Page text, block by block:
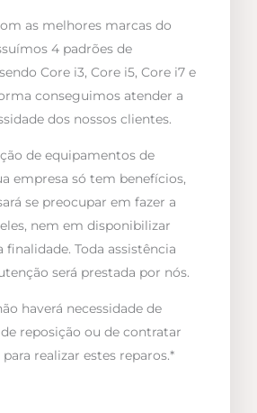
as melhores marcas do
4 padrões de
Core i3, Core i5, Core i7 e
conseguimos atender a
dos nossos clientes.
de equipamentos de
empresa só tem benefícios,
se preocupar em fazer a
nem em disponibilizar
finalidade. Toda assistência
será prestada por nós.
haverá necessidade de
reposição ou de contratar
realizar estes reparos.*